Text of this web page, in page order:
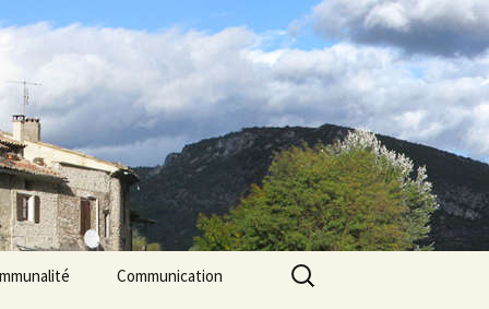
Communication Rechercher :